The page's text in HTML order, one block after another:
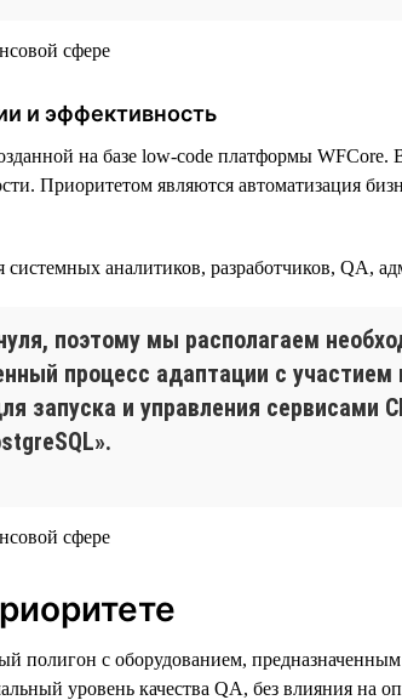
и эффективность
на базе low-code платформы
Приоритетом являются автоматизация
аналитиков, разработчиков, QA,
поэтому мы располагаем
процесс адаптации с участием
запуска и управления сервисами
полигон с оборудованием,
уровень качества QA, без влияния на